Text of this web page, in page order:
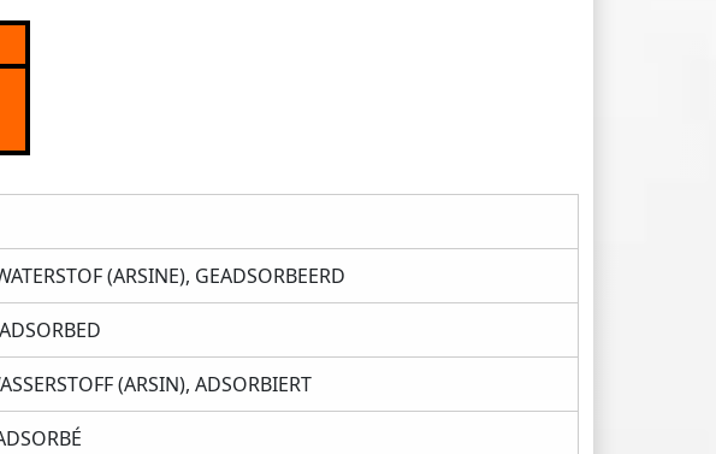
(ARSINE), GEADSORBEERD
(ARSIN), ADSORBIERT